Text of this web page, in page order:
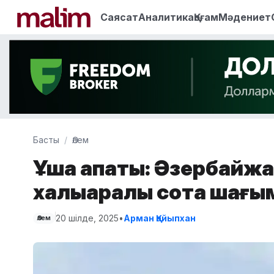
СаясатАналитикаҚоғамМәдениет
Басты Әлем
Ұшақ апаты:
халықаралық сотқа
Әлем 20 шілде, 2025•Арман Қайыпхан